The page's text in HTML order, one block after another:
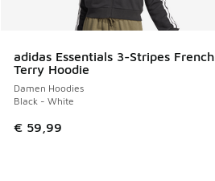
adidas Essentials 3-Stripes French
Terry Hoodie
Damen Hoodies
Black - White
€ 59,99